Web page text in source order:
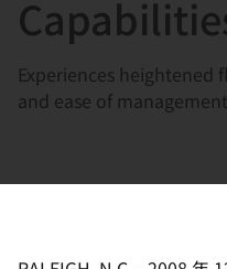
Experiences heightened
and ease of